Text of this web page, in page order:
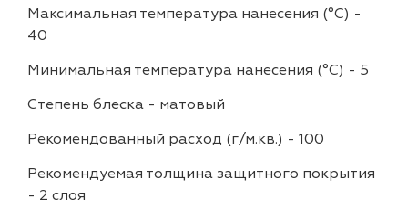
Максимальная температура нанесения (°С) -
40
Минимальная температура нанесения (°С) - 5
Степень блеска - матовый
Рекомендованный расход (г/м.кв.) - 100
Рекомендуемая толщина защитного покрытия
- 2 слоя